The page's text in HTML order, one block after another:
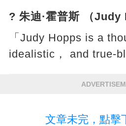
? 朱迪·霍普斯 （Judy
「Judy Hopps is a
idealistic， and true-
文章未完，點擊